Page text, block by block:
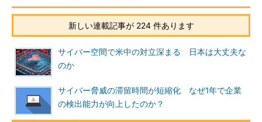
新しい連載記事が 224 件あります
サイバー空間で米中の対立深まる 日本は大丈夫な
のか
サイバー脅威の滞留時間が短縮化 なぜ1年で企業
の検出能力が向上したのか？